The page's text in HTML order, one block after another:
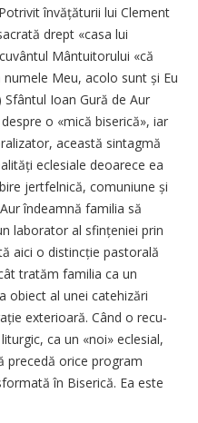
învățăturii lui Clement
drept «casa lui
Mântuitorului «că
Meu, acolo sunt și Eu
Ioan Gură de Aur
o «mică biserică», iar
această sintagmă
eclesiale deoarece ea
jertfelnică, comuniune și
îndeamnă familia să
laborator al sfințeniei prin
aici o distincție pastorală
tratăm familia ca un
obiect al unei catehizări
exterioară. Când o re­cu­
ca un «noi» eclesial,
precedă orice program
în Biserică. Ea este